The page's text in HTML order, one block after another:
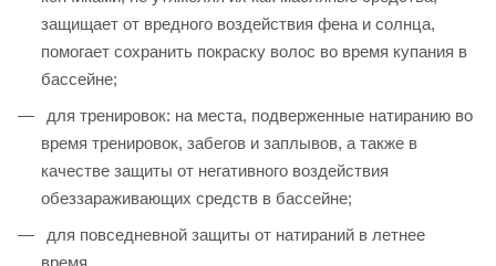
защищает от вредного воздействия фена и солнца,
помогает сохранить покраску волос во время купания в
бассейне;
для тренировок: на места, подверженные натиранию во
время тренировок, забегов и заплывов, а также в
качестве защиты от негативного воздействия
обеззараживающих средств в бассейне;
для повседневной защиты от натираний в летнее